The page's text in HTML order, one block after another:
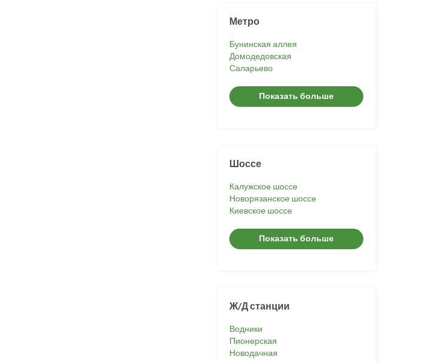
Метро
Бунинская аллея
Домодедовская
Саларьево
Показать больше
Шоссе
Калужское шоссе
Новорязанское шоссе
Киевское шоссе
Показать больше
Ж/Д станции
Водники
Пионерская
Новодачная